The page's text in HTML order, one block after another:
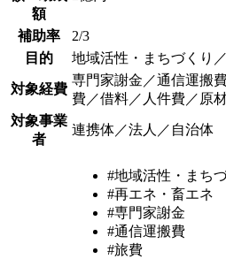
額
補助率
2/3
目的
地域活性・まちづくり
対象経費
専門家謝金／通信運搬
費／借料／人件費／原
対象事業
者
連携体／法人／自治体
#地域活性・まち
#再エネ・畜エネ
#専門家謝金
#通信運搬費
#旅費